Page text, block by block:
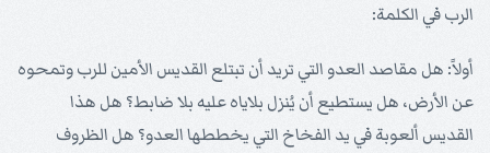
الرب في الكلمة:
أولاً: هل مقاصد العدو التي تريد أن تبتلع القديس الأمين للرب وتمحوه
عن الأرض، هل يستطيع أن يُنزل بلاياه عليه بلا ضابط؟ هل هذا
القديس ألعوبة في يد الفخاخ التي يخططها العدو؟ هل الظروف